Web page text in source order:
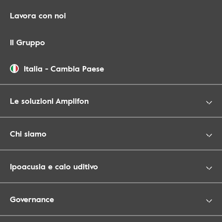
Lavora con noi
Il Gruppo
Italia - Cambia Paese
Le soluzioni Amplifon
Chi siamo
Ipoacusia e calo uditivo
Governance